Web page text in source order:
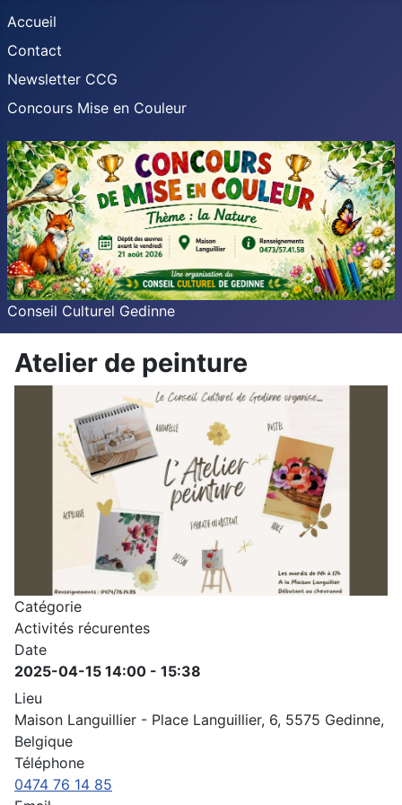
Accueil
Contact
Newsletter CCG
Concours Mise en Couleur
Conseil Culturel Gedinne
Atelier de peinture
Catégorie
Activités récurentes
Date
2025-04-15 14:00 - 15:38
Lieu
Maison Languillier - Place Languillier, 6, 5575 Gedinne,
Belgique
Téléphone
0474 76 14 85